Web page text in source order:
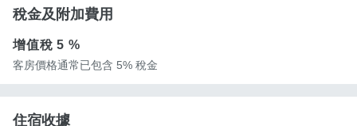
稅金及附加費用
增值稅5 %
客房價格通常已包含 5% 稅金
住宿收據